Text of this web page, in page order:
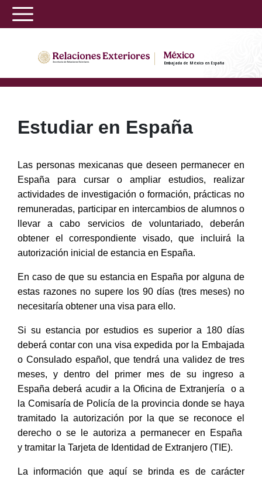
Embajada de México en España
Estudiar en España
Las personas mexicanas que deseen permanecer en
España para cursar o ampliar estudios, realizar
actividades de investigación o formación, prácticas no
remuneradas, participar en intercambios de alumnos o
llevar a cabo servicios de voluntariado, deberán
obtener el correspondiente visado, que incluirá la
autorización inicial de estancia en España.
En caso de que su estancia en España por alguna de
estas razones no supere los 90 días (tres meses) no
necesitaría obtener una visa para ello.
Si su estancia por estudios es superior a 180 días
deberá contar con una visa expedida por la Embajada
o Consulado español, que tendrá una validez de tres
meses, y dentro del primer mes de su ingreso a
España deberá acudir a la Oficina de Extranjería
o a
la Comisaría de Policía de la provincia donde se haya
tramitado la autorización por la que se reconoce el
derecho o se le autoriza a permanecer en España
y tramitar la Tarjeta de Identidad de Extranjero (TIE).
La información que aquí se brinda es de carácter